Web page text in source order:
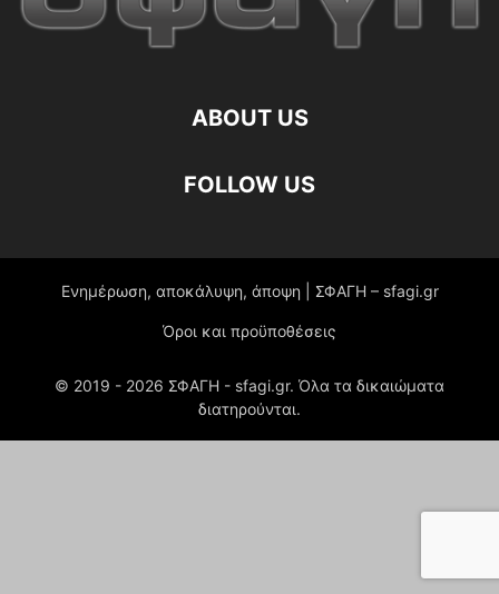
ABOUT US
FOLLOW US
Ενημέρωση, αποκάλυψη, άποψη | ΣΦΑΓΗ – sfagi.gr
Όροι και προϋποθέσεις
© 2019 - 2026 ΣΦΑΓΗ - sfagi.gr. Όλα τα δικαιώματα
διατηρούνται.